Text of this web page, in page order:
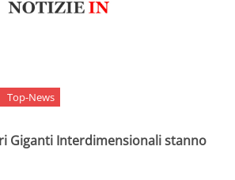
Top-News
Giganti Interdimensionali stanno